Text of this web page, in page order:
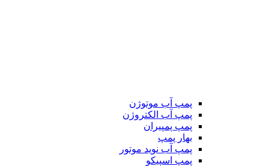
پمپ آب موتوژن
پمپ آب الکتروژن
پمپ پمپیران
بهار پمپ
پمپ آب نوید موتور
پمپ اسپیکو